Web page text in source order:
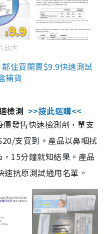
放大
住買開賣$9.9快速測試
補貨
檢測 >>按此選購<<
發售快速檢測劑，單支
支買到。產品以鼻咽拭
15分鐘就知結果。產品
抗原測試通用名單。